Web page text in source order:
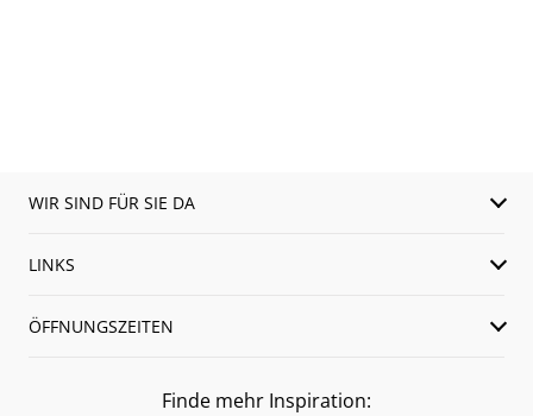
WIR SIND FÜR SIE DA
LINKS
ÖFFNUNGSZEITEN
Finde mehr Inspiration: